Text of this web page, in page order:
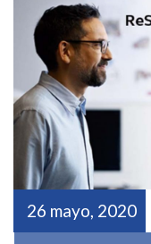
26 mayo, 2020